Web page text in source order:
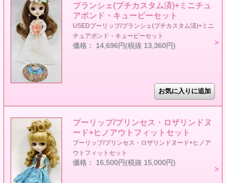
ブランシェ(プチカスタム済)+ミニチュ
アポンド・キューピーセット
USEDプーリップ/ブランシェ(プチカスタム済)+ミニ
チュアポンド・キューピーセット
価格： 14,696円(税抜 13,360円)
プーリップ/プリンセス・ロザリンドヌ
ード+ヒノアウトフィットセット
プーリップ/プリンセス・ロザリンドヌード+ヒノア
ウトフィットセット
価格： 16,500円(税抜 15,000円)